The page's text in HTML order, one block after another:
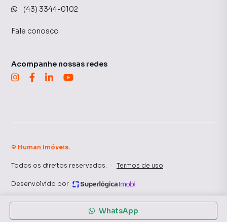
WhatsApp
(43) 3344-0102
Fale conosco
Acompanhe nossas redes
© Human Imóveis.
Todos os direitos reservados. · Termos de uso ·
Desenvolvido por